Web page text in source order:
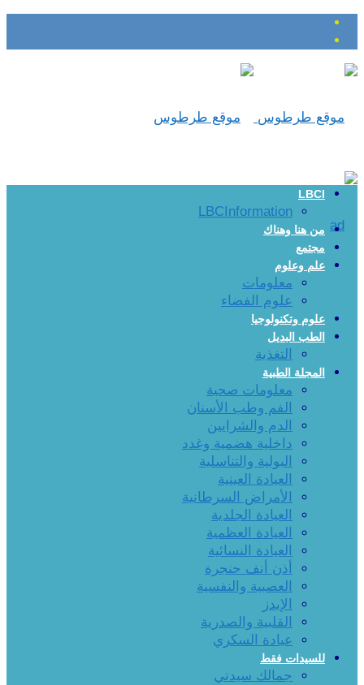
LBCI
LBCInformation
من هنا وهناك
مجتمع
علم وعلوم
معلومات
علوم الفضاء
علوم وتكنولوجيا
الطب البديل
التغذية
المجلة الطبية
معلومات صحية
الفم وطب الأسنان
الدم والشرايين
داخلية هضمية وغدد
البولية والتناسلية
العيادة العينية
الأمراض السرطانية
العيادة الجلدية
العيادة العظمية
العيادة النسائية
أذن أنف حنجرة
العصبية والنفسية
الإيدز
القلبية والصدرية
عيادة السكري
للسيدات فقط
جمالك سيدتي